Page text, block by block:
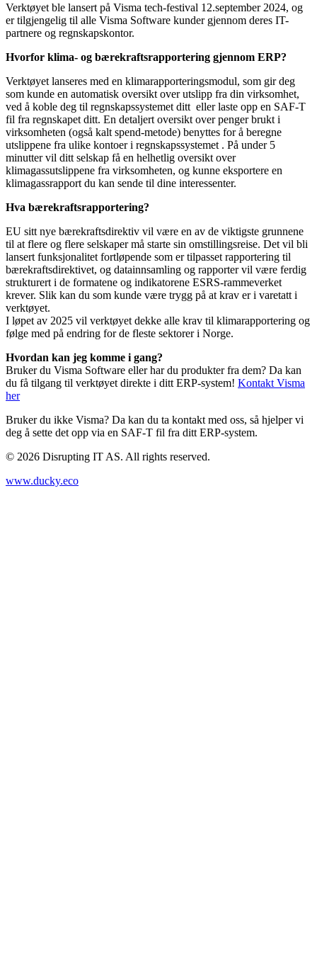
Verktøyet ble lansert på Visma tech-festival 12.september 2024, og
er tilgjengelig til alle Visma Software kunder gjennom deres IT-
partnere og regnskapskontor.
Hvorfor klima- og bærekraftsrapportering gjennom ERP?
Verktøyet lanseres med en klimarapporteringsmodul, som gir deg
som kunde en automatisk oversikt over utslipp fra din virksomhet,
ved å koble deg til regnskapssystemet ditt eller laste opp en SAF-T
fil fra regnskapet ditt. En detaljert oversikt over penger brukt i
virksomheten (også kalt spend-metode) benyttes for å beregne
utslippene fra ulike kontoer i regnskapssystemet . På under 5
minutter vil ditt selskap få en helhetlig oversikt over
klimagassutslippene fra virksomheten, og kunne eksportere en
klimagassrapport du kan sende til dine interessenter.
Hva bærekraftsrapportering?
EU sitt nye bærekraftsdirektiv vil være en av de viktigste grunnene
til at flere og flere selskaper må starte sin omstillingsreise. Det vil bli
lansert funksjonalitet fortløpende som er tilpasset rapportering til
bærekraftsdirektivet, og datainnsamling og rapporter vil være ferdig
strukturert i de formatene og indikatorene ESRS-rammeverket
krever. Slik kan du som kunde være trygg på at krav er i varetatt i
verktøyet.
I løpet av 2025 vil verktøyet dekke alle krav til klimarapportering og
følge med på endring for de fleste sektorer i Norge.
Hvordan kan jeg komme i gang?
Bruker du Visma Software eller har du produkter fra dem? Da kan
du få tilgang til verktøyet direkte i ditt ERP-system! Kontakt Visma
her
Bruker du ikke Visma? Da kan du ta kontakt med oss, så hjelper vi
deg å sette det opp via en SAF-T fil fra ditt ERP-system.
© 2026 Disrupting IT AS. All rights reserved.
www.ducky.eco